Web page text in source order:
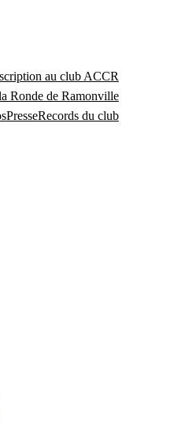
au club ACCR
Ronde de Ramonville
PresseRecords du club